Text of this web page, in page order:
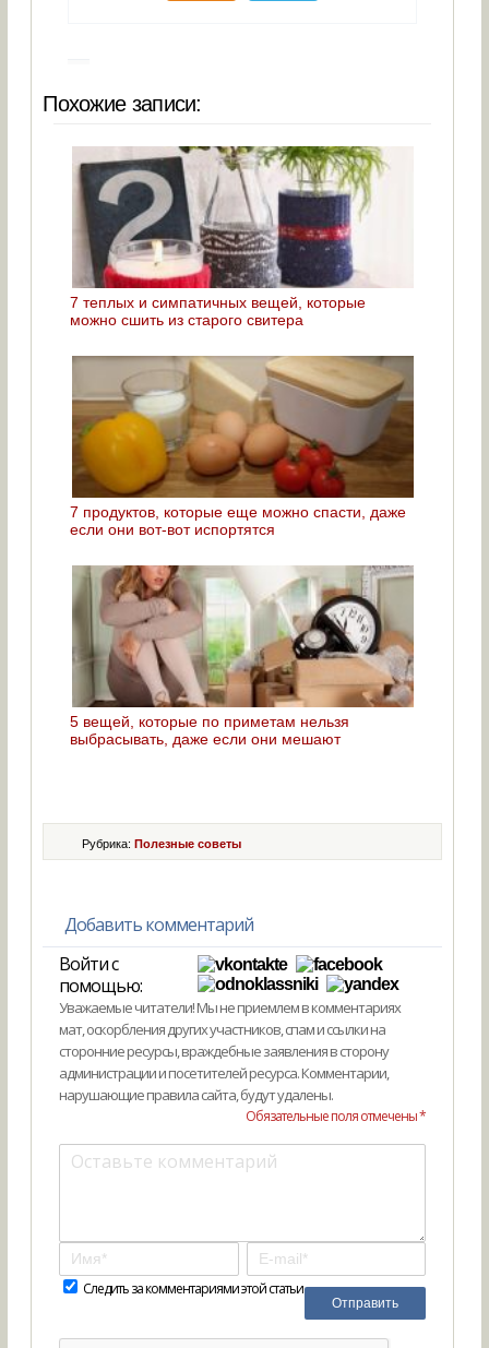
Похожие записи:
7 теплых и симпатичных вещей, которые
можно сшить из старого свитера
7 продуктов, которые еще можно спасти, даже
если они вот-вот испортятся
5 вещей, которые по приметам нельзя
выбрасывать, даже если они мешают
Рубрика:Полезные советы
Добавить комментарий
Войти с
помощью:
Уважаемые читатели! Мы не приемлем в комментариях
мат, оскорбления других участников, спам и ссылки на
сторонние ресурсы, враждебные заявления в сторону
администрации и посетителей ресурса. Комментарии,
нарушающие правила сайта, будут удалены.
Обязательные поля отмечены *
Следить за комментариями этой статьи